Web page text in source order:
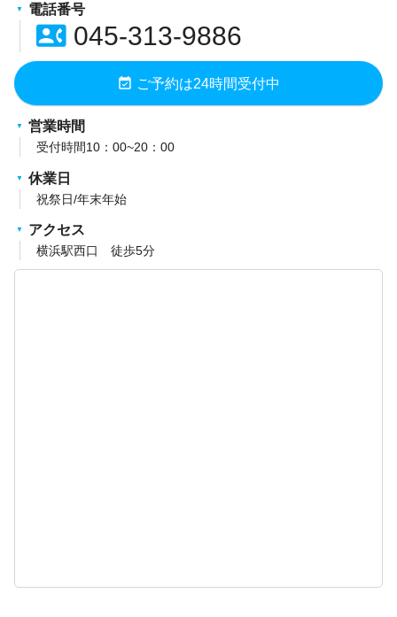
電話番号
contact_phone045-313-9886
event_available ご予約は24時間受付中
営業時間
受付時間10：00~20：00
休業日
祝祭日/年末年始
アクセス
横浜駅西口 徒歩5分